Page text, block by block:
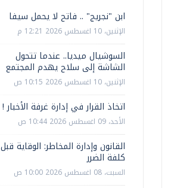
ابن "نجريج" .. فاتح لا يحمل سيفا
الإثنين، 10 اغسطس 2026 12:21 م
السوشيال ميديا.. عندما تتحول
الشاشة إلى سلاح يهدم المجتمع
الإثنين، 10 اغسطس 2026 10:15 ص
اتخاذ القرار في إدارة غرفة الأخبار !
الأحد، 09 اغسطس 2026 10:44 ص
القانون وإدارة المخاطر: الوقاية قبل
كلفة الضرر
السبت، 08 اغسطس 2026 10:00 ص